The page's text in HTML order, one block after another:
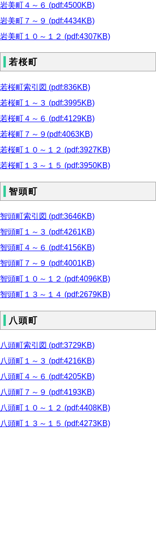
岩美町４～６ (pdf:4500KB)
岩美町７～９ (pdf:4434KB)
岩美町１０～１２ (pdf:4307KB)
若桜町
若桜町索引図 (pdf:836KB)
若桜町１～３ (pdf:3995KB)
若桜町４～６ (pdf:4129KB)
若桜町７～９(pdf:4063KB)
若桜町１０～１２ (pdf:3927KB)
若桜町１３～１５ (pdf:3950KB)
智頭町
智頭町索引図 (pdf:3646KB)
智頭町１～３ (pdf:4261KB)
智頭町４～６ (pdf:4156KB)
智頭町７～９ (pdf:4001KB)
智頭町１０～１２ (pdf:4096KB)
智頭町１３～１４ (pdf:2679KB)
八頭町
八頭町索引図 (pdf:3729KB)
八頭町１～３ (pdf:4216KB)
八頭町４～６ (pdf:4205KB)
八頭町７～９ (pdf:4193KB)
八頭町１０～１２ (pdf:4408KB)
八頭町１３～１５ (pdf:4273KB)